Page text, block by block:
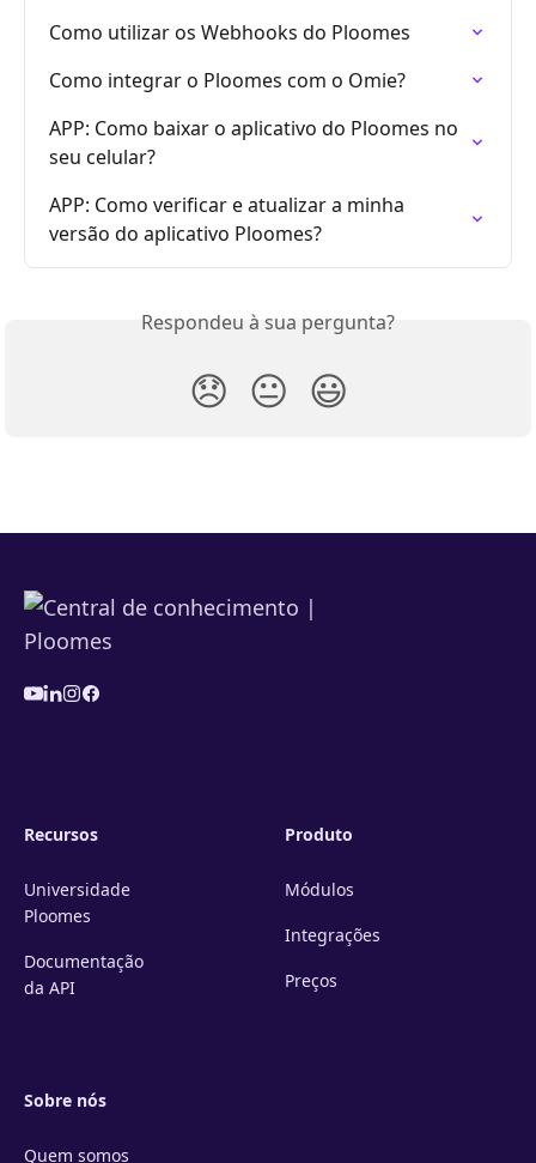
Como utilizar os Webhooks do Ploomes
Como integrar o Ploomes com o Omie?
APP: Como baixar o aplicativo do Ploomes no
seu celular?
APP: Como verificar e atualizar a minha
versão do aplicativo Ploomes?
Respondeu à sua pergunta?
😞 😐 😃
Recursos
Universidade
Ploomes
Documentação
da API
Produto
Módulos
Integrações
Preços
Sobre nós
Quem somos